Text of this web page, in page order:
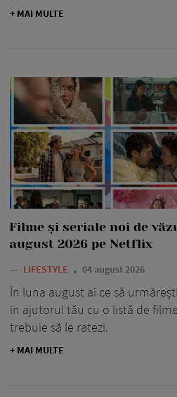
+ MAI MULTE
Filme și seriale noi de
august 2026 pe Netflix
— LIFESTYLE 04 august 2026
În luna august ai ce să
în ajutorul tău cu o listă de
trebuie să le ratezi.
+ MAI MULTE